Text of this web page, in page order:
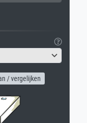
/ vergelijken